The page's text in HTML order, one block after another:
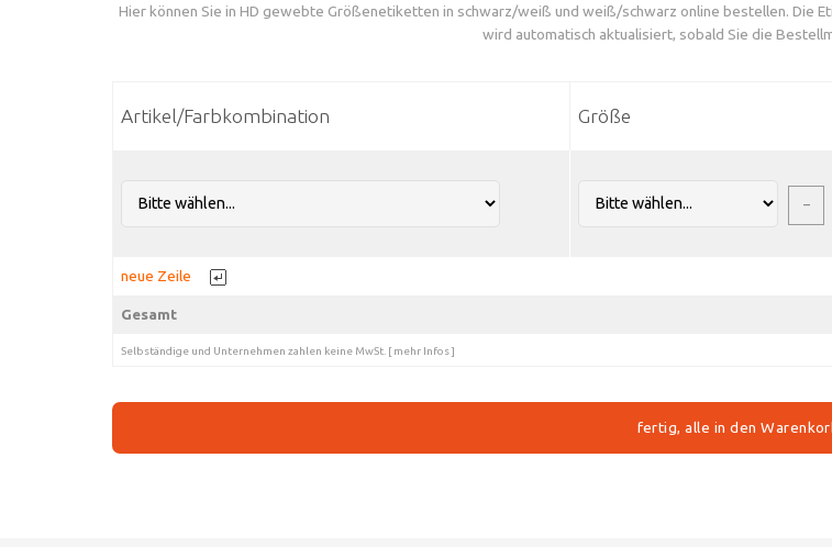
Hier können Sie in HD gewebte Größenetiketten in schwarz/weiß und weiß/schwarz online bestellen. Die
wird automatisch aktualisiert, sobald Sie die
Artikel/Farbkombination Größe
–
neue Zeile
Gesamt
Selbständige und Unternehmen zahlen keine MwSt. [mehr Infos]
fertig, alle in den